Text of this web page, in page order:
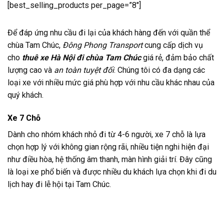
[best_selling_products per_page=”8″]
Để đáp ứng nhu cầu đi lại của khách hàng đến với quần thể
chùa Tam Chúc, Đông Phong Transportcung cấp dịch vụ
cho thuê xe Hà Nội đi chùa Tam Chúcgiá rẻ, đảm bảo chất
lượng cao và an toàn tuyệt đối. Chúng tôi có đa dạng các
loại xe với nhiều mức giá phù hợp với nhu cầu khác nhau của
quý khách.
Xe 7 Chỗ
Dành cho nhóm khách nhỏ đi từ 4-6 người, xe 7 chỗ là lựa
chọn hợp lý với không gian rộng rãi, nhiều tiện nghi hiện đại
như điều hòa, hệ thống âm thanh, màn hình giải trí. Đây cũng
là loại xe phổ biến và được nhiều du khách lựa chọn khi đi du
lịch hay đi lễ hội tại Tam Chúc.